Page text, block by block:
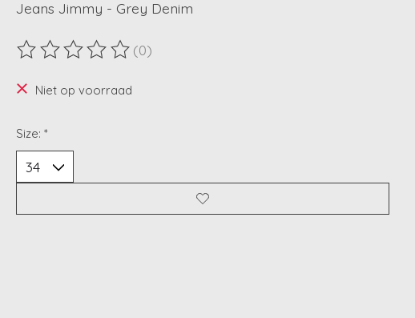
Jeans Jimmy - Grey Denim
De beoordeling van dit product is
(0)
Niet op voorraad
Size: *